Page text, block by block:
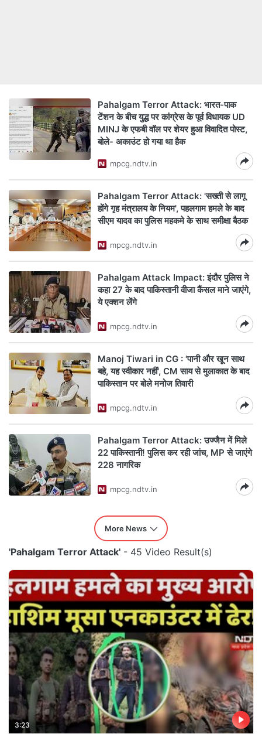
Pahalgam Terror Attack: भारत-पाक
टेंशन के बीच युद्ध पर कांग्रेस के पूर्व विधायक UD
MINJ के एफबी वॉल पर शेयर हुआ विवादित पोस्ट,
बोले- अकाउंट हो गया था हैक
mpcg.ndtv.in
Pahalgam Terror Attack: 'सख्ती से लागू
होंगे गृह मंत्रालय के नियम', पहलगाम हमले के बाद
सीएम यादव का पुलिस महकमे के साथ समीक्षा बैठक
mpcg.ndtv.in
Pahalgam Attack Impact: इंदौर पुलिस ने
कहा 27 के बाद पाकिस्तानी वीजा कैंसल माने जाएंगे,
ये एक्शन लेंगे
mpcg.ndtv.in
Manoj Tiwari in CG : 'पानी और खून साथ
बहे, यह स्वीकार नहीं', CM साय से मुलाकात के बाद
पाकिस्तान पर बोले मनोज तिवारी
mpcg.ndtv.in
Pahalgam Terror Attack: उज्जैन में मिले
22 पाकिस्तानी! पुलिस कर रही जांच, MP से जाएंगे
228 नागरिक
mpcg.ndtv.in
More News
'Pahalgam Terror Attack' - 45 Video Result(s)
3:23